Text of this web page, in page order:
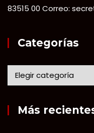
83515 00 Correo:
Categorías
Más